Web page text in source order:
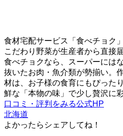
食材宅配サービス「食べチョク」
こだわり野菜が生産者から直接
食べチョクなら、スーパーには
抜いたお肉・魚介類が勢揃い。
材は、お子様の食育にもぴった
鮮な「本物の味」で少し贅沢に
口コミ・評判をみる公式HP
北海道
よかったらシェアしてね！